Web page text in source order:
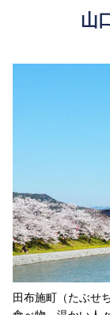
山
田布施町（たぶせ